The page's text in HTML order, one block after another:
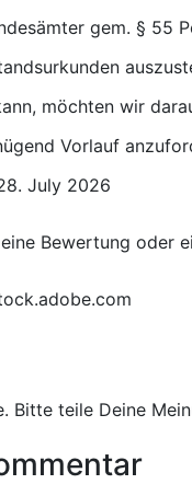
gem. § 55
möchten wir
Vorlauf
July 2026
Bewertung oder
Bitte teile Deine